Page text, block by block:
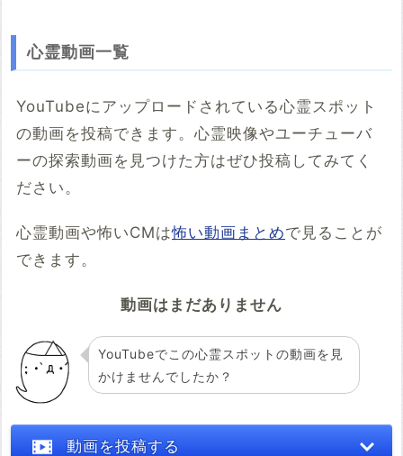
心霊動画一覧
YouTubeにアップロードされている心霊スポット
の動画を投稿できます。心霊映像やユーチューバ
ーの探索動画を見つけた方はぜひ投稿してみてく
ださい。
心霊動画や怖いCMは怖い動画まとめで見ることが
できます。
動画はまだありません
YouTubeでこの心霊スポットの動画を見
かけませんでしたか？
動画を投稿する